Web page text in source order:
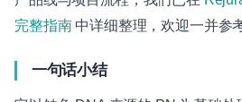
完整指南中详细整理，欢迎一并参考
一句话小结